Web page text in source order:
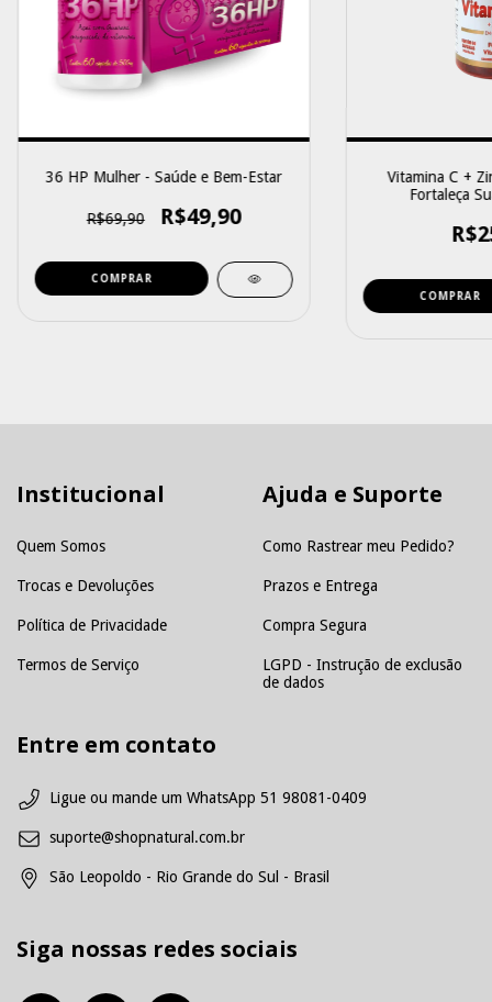
36 HP Mulher - Saúde e Bem-Estar
R$69,90 R$49,90
Vitamina C +
Fortaleça
Institucional
Quem Somos
Trocas e Devoluções
Política de Privacidade
Termos de Serviço
Ajuda e Suporte
Como Rastrear meu Pedido?
Prazos e Entrega
Compra Segura
LGPD - Instrução de exclusão
de dados
Entre em contato
Ligue ou mande um WhatsApp 51 98081-0409
suporte@shopnatural.com.br
São Leopoldo - Rio Grande do Sul - Brasil
Siga nossas redes sociais